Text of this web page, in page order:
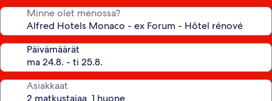
Minne olet menossa?
Päivämäärät
Asiakkaat